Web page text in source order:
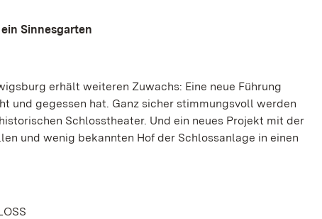
Sinnesgarten
erhält weiteren Zuwachs: Eine neue Führung
und gegessen hat. Ganz sicher stimmungsvoll werden
Schlosstheater. Und ein neues Projekt mit der
und wenig bekannten Hof der Schlossanlage in einen